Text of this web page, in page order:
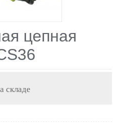
цепная
складе